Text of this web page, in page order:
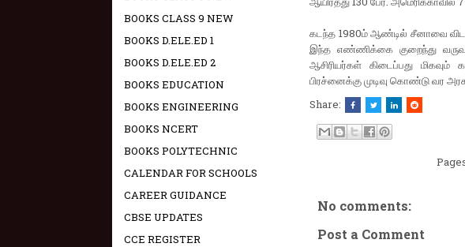
கடந்த 1980ம் ஆண்டில் சீனாவை விட
இந்த எண்ணிக்கை குறைந்து
ஆசிரியர்கள் கிடைப்பது
பிரச்னைக்கு முடிவு கொண்டு வர
Share:
No comments:
Post a Comment
BOOKS CLASS 9 NEW
BOOKS D.ELE.ED 1
BOOKS D.ELE.ED 2
BOOKS EDUCATION
BOOKS ENGINEERING
BOOKS NCERT
BOOKS POLYTECHNIC
CALENDAR FOR SCHOOLS
CAREER GUIDANCE
CBSE UPDATES
CCE REGISTER